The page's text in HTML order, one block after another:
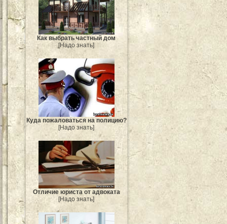
Как выбрать частный дом
[Надо знать]
Куда пожаловаться на полицию?
[Надо знать]
Отличие юриста от адвоката
[Надо знать]